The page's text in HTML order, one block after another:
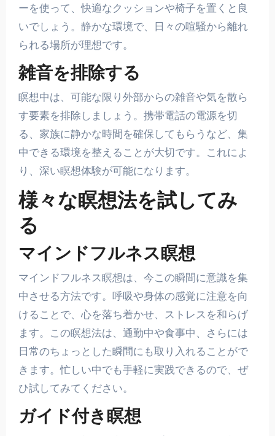
ーを使って、快適なクッションや椅子を置くと良
いでしょう。静かな環境で、日々の喧騒から離れ
られる場所が理想です。
雑音を排除する
瞑想中は、可能な限り外部からの雑音や気を散ら
す要素を排除しましょう。携帯電話の電源を切
る、家族に静かな時間を確保してもらうなど、集
中できる環境を整えることが大切です。これによ
り、深い瞑想体験が可能になります。
様々な瞑想法を試してみ
る
マインドフルネス瞑想
マインドフルネス瞑想は、今この瞬間に意識を集
中させる方法です。呼吸や身体の感覚に注意を向
けることで、心を落ち着かせ、ストレスを和らげ
ます。この瞑想法は、通勤中や食事中、さらには
日常のちょっとした瞬間にも取り入れることがで
きます。忙しい中でも手軽に実践できるので、ぜ
ひ試してみてください。
ガイド付き瞑想